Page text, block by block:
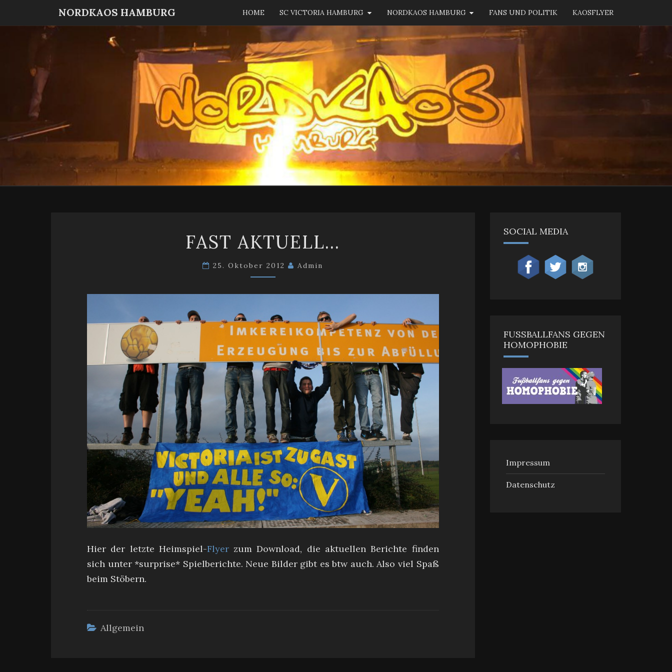
NORDKAOS HAMBURG HOME SC VICTORIA HAMBURG NORDKAOS HAMBURG FANS UND POLITIK KAOSFLYER
NORDKAOS
HAMBURG
Fanszene
SC
Victoria
Hamburg
AKTUELL…
FAST AKTUELL…
25. Oktober 2012 Admin
Hier der letzte Heimspiel-Flyerzum Download, die aktuellen Berichte finden
sich unter *surprise* Spielberichte. Neue Bilder gibt es btw auch. Also viel Spaß
beim Stöbern.
Allgemein
SOCIAL MEDIA
FUSSBALLFANS GEGEN H
OMOPHOBIE
Impressum
Datenschutz